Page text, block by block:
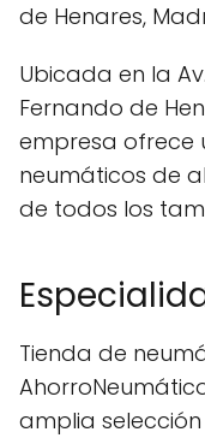
de Henares,
Ubicada en la
Fernando de
empresa ofrece
neumáticos de
de todos los
Tienda de
amplia